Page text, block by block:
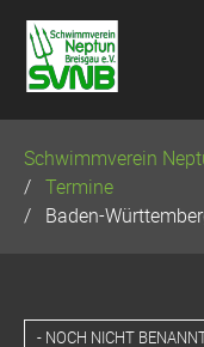
überspringen
Schwimmverein
Termine
Baden-
- NOCH NICHT